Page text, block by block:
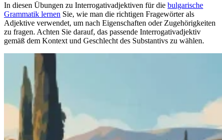
In diesen Übungen zu Interrogativadjektiven für die bulgarische
Grammatik lernen Sie, wie man die richtigen Fragewörter als
Adjektive verwendet, um nach Eigenschaften oder Zugehörigkeiten
zu fragen. Achten Sie darauf, das passende Interrogativadjektiv
gemäß dem Kontext und Geschlecht des Substantivs zu wählen.